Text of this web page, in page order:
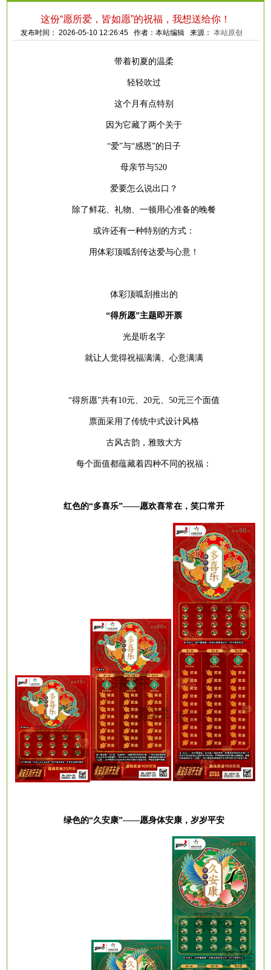
这份“愿所爱，皆如愿”的祝福，我想送给你！
发布时间： 2026-05-10 12:26:45 作者：本站编辑 来源：本站原创
带着初夏的温柔
轻轻吹过
这个月有点特别
因为它藏了两个关于
“爱”与“感恩”的日子
母亲节与520
爱要怎么说出口？
除了鲜花、礼物、一顿用心准备的晚餐
或许还有一种特别的方式：
用体彩顶呱刮传达爱与心意！
体彩顶呱刮推出的
“得所愿”主题即开票
光是听名字
就让人觉得祝福满满、心意满满
“得所愿”共有10元、20元、50元三个面值
票面采用了传统中式设计风格
古风古韵，雅致大方
每个面值都蕴藏着四种不同的祝福：
红色的“多喜乐”——愿欢喜常在，笑口常开
绿色的“久安康”——愿身体安康，岁岁平安